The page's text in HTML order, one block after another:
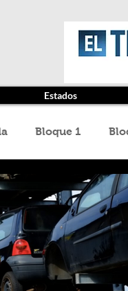
Bloque 1
Baja
Rivero Jet Van
Estados